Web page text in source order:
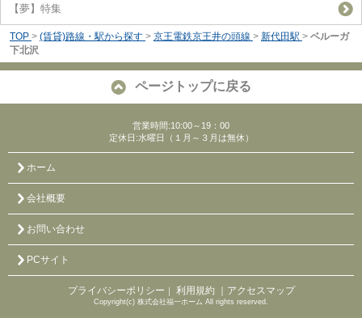
【夢】特集
TOP > (賃貸)路線・駅から探す > 京王電鉄京王井の頭線 > 新代田駅 > ベルーガ
下北沢
ページトップに戻る
営業時間:10:00～19：00
定休日:水曜日（１月～３月は無休）
ホーム
会社概要
お問い合わせ
PCサイト
プライバシーポリシー ｜ 利用規約 ｜アクセスマップ
Copyright(c) 株式会社福一ホーム All rights reserved.